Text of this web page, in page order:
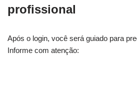
profissional
Após o login, você será guiado para
Informe com atenção: